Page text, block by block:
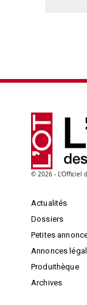
© 2026 - L'Officiel
Actualités
Dossiers
Petites
Annonces
Produithèque
Archives